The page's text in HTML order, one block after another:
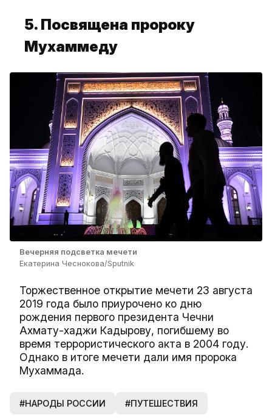
5. Посвящена пророку
Мухаммеду
Вечерняя подсветка мечети
Екатерина Чеснокова/Sputnik
Торжественное открытие мечети 23 августа
2019 года было приурочено ко дню
рождения первого президента Чечни
Ахмату-хаджи Кадырову, погибшему во
время террористического акта в 2004 году.
Однако в итоге мечети дали имя пророка
Мухаммада.
#НАРОДЫ РОССИИ #ПУТЕШЕСТВИЯ